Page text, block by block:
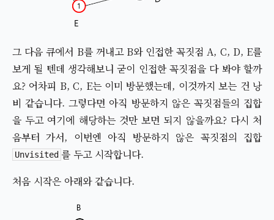
그 다음 큐에서 B를 꺼내고 B와 인접한 꼭짓점 A, C, D, E를
보게 될 텐데 생각해보니 굳이 인접한 꼭짓점을 다 봐야 할까
요? 어차피 B, C, E는 이미 방문했는데, 이것까지 보는 건 낭
비 같습니다. 그렇다면 아직 방문하지 않은 꼭짓점들의 집합
을 두고 여기에 해당하는 것만 보면 되지 않을까요? 다시 처
음부터 가서, 이번엔 아직 방문하지 않은 꼭짓점의 집합
Unvisited 를 두고 시작합니다.
처음 시작은 아래와 같습니다.